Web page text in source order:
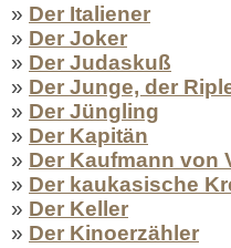
» Der Italiener
» Der Joker
» Der Judaskuß
» Der Junge, der
» Der Jüngling
» Der Kapitän
» Der Kaufmann von
» Der kaukasische
» Der Keller
» Der Kinoerzähler